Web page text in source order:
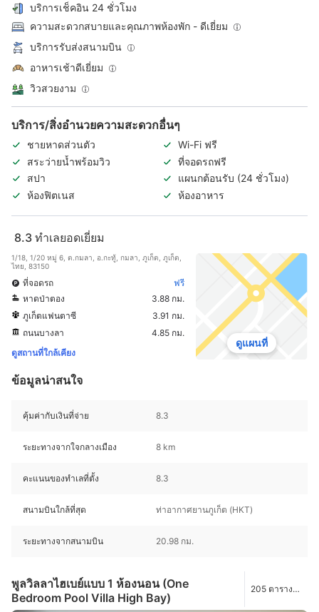
บริการเช็คอิน 24 ชั่วโมง
ความสะดวกสบายและคุณภาพห้องพัก - ดีเยี่ยม
บริการรับส่งสนามบิน
อาหารเช้าดีเยี่ยม
วิวสวยงาม
บริการ/สิ่งอำนวยความสะดวกอื่นๆ
ชายหาดส่วนตัว
Wi-Fi ฟรี
สระว่ายน้ำพร้อมวิว
ที่จอดรถฟรี
สปา
แผนกต้อนรับ (24 ชั่วโมง)
ห้องฟิตเนส
ห้องอาหาร
8.3 ทำเลยอดเยี่ยม
1/18, 1/20 หมู่ 6, ต.กมลา, อ.กะทู้, กมลา, ภูเก็ต, ภูเก็ต,
ไทย, 83150
ที่จอดรถ
ฟรี
หาดป่าตอง
3.88 กม.
ภูเก็ตแฟนตาซี
3.91 กม.
ถนนบางลา
4.85 กม.
ดูสถานที่ใกล้เคียง
ดูแผนที่
ข้อมูลน่าสนใจ
คุ้มค่ากับเงินที่จ่าย 8.3
ระยะทางจากใจกลางเมือง 8 km
คะแนนของทำเลที่ตั้ง 8.3
สนามบินใกล้ที่สุด ท่าอากาศยานภูเก็ต (HKT)
ระยะทางจากสนามบิน 20.98 กม.
พูลวิลลาไฮเบย์แบบ 1 ห้องนอน (One
Bedroom Pool Villa High Bay)
205 ตาราง